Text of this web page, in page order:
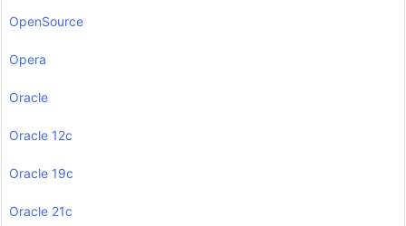
OpenSource
Opera
Oracle
Oracle 12c
Oracle 19c
Oracle 21c